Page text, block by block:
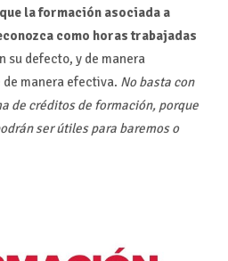
la formación asociada a
como horas trabajadas
su defecto, y de manera
manera efectiva. No basta con
de créditos de formación, porque
ser útiles para baremos o